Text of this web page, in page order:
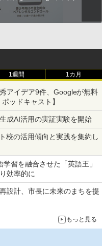
1週間 1カ月
アイデア9件、Googleが無料
ッドキャスト】
成AI活用の実証実験を開始
校の活用傾向と実践を集約し
習を融合させた「英語王」
効率的に
設計、市長に未来のまちを提
もっと見る